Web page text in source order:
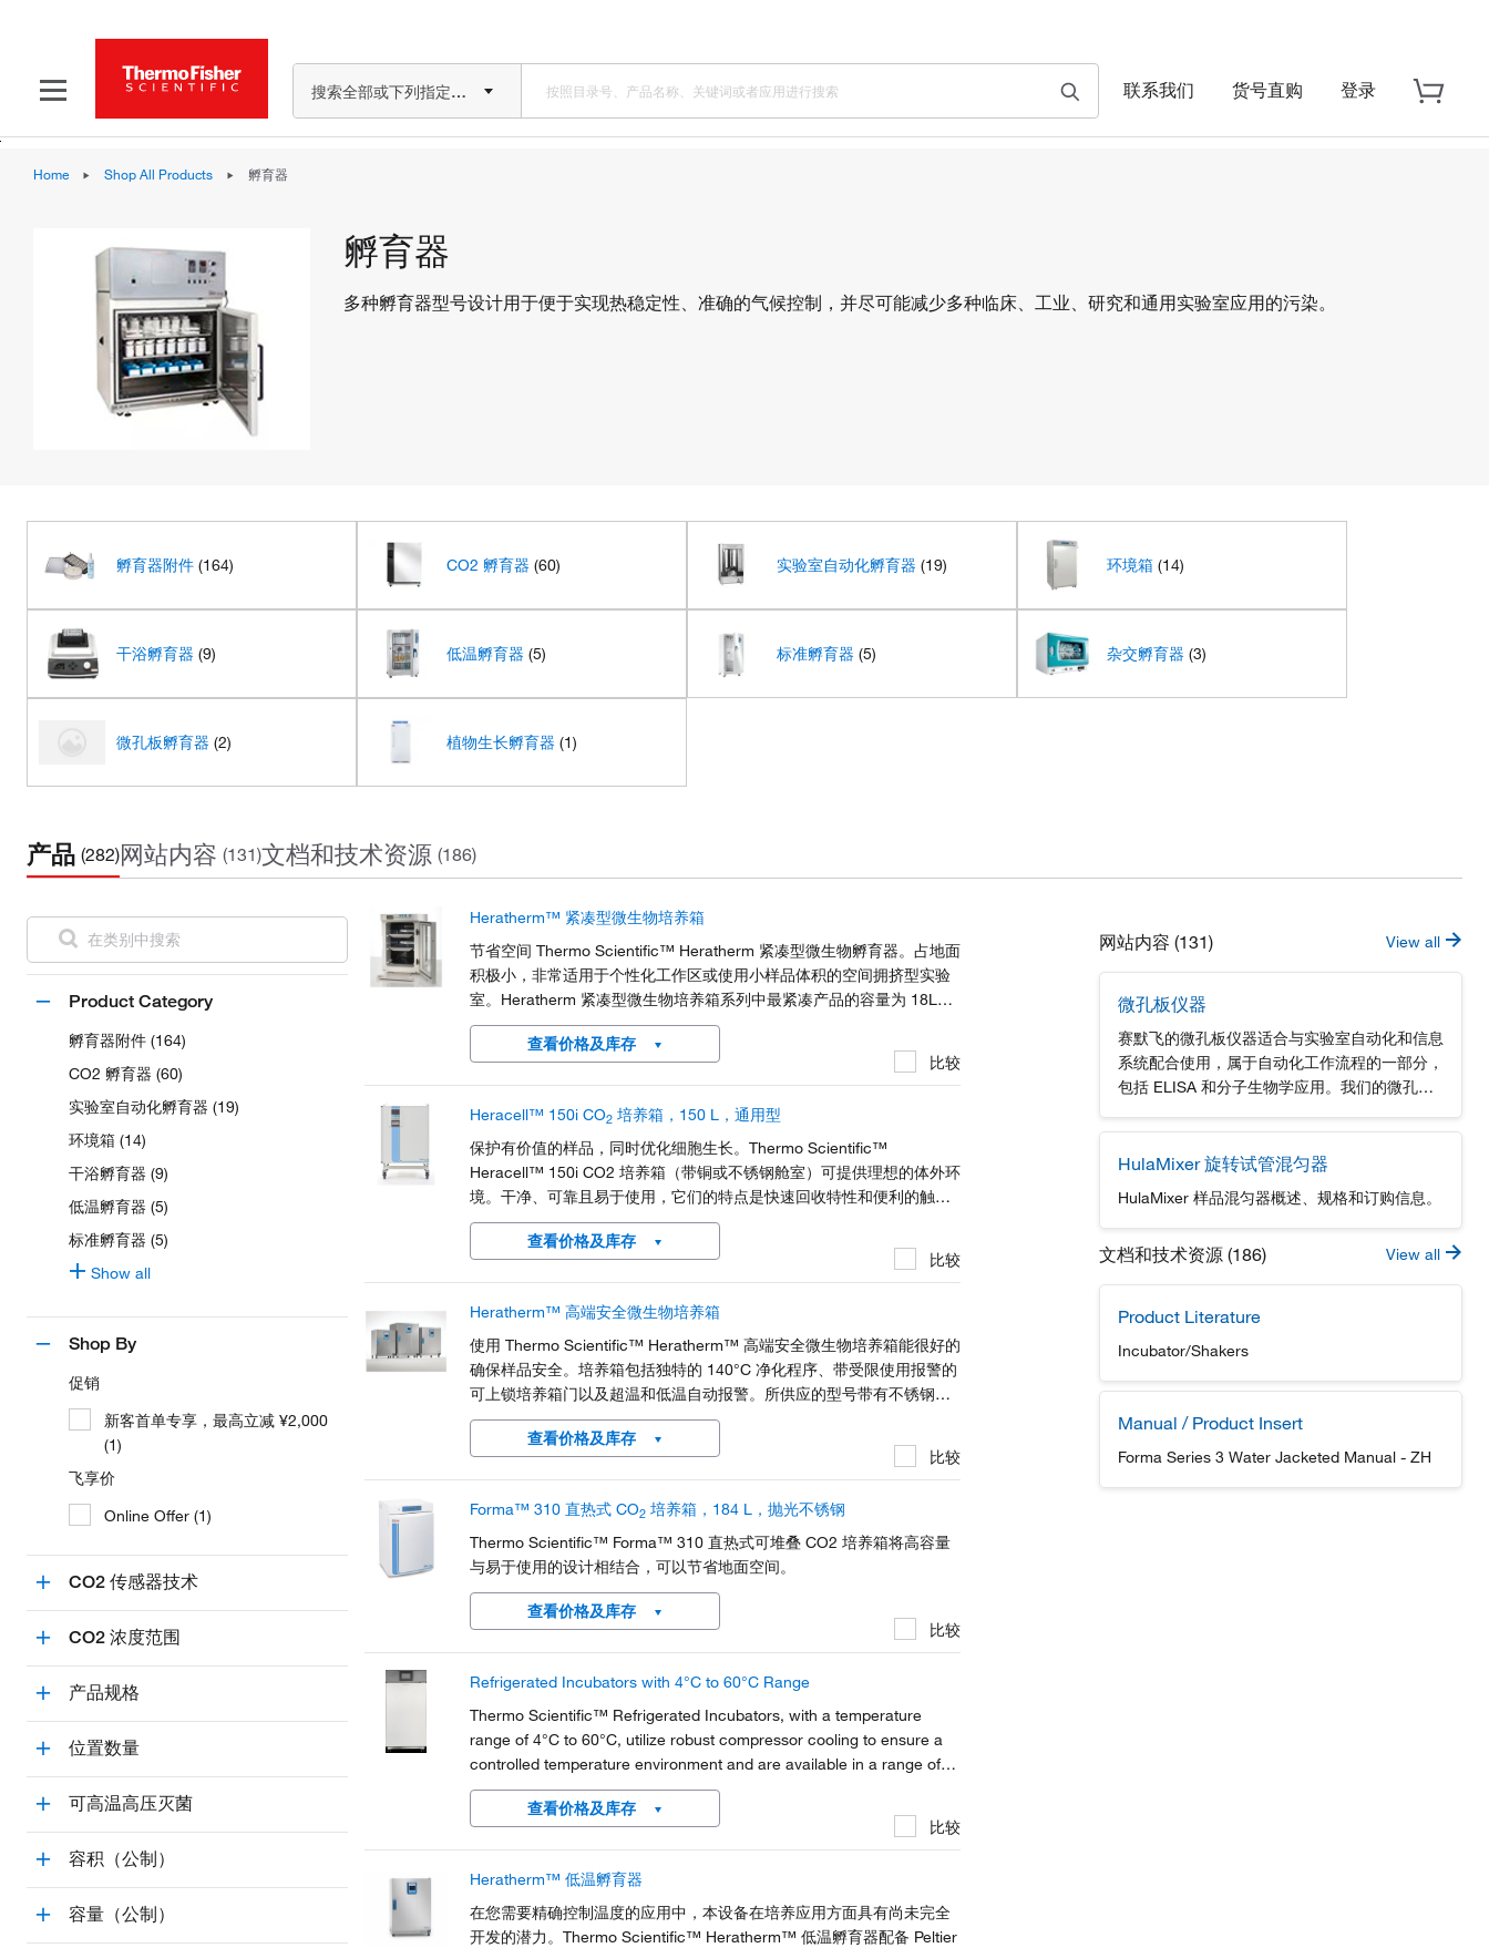
搜索全部或下列指定分类 联系我们 货号直购 登录
Home Shop All Products 孵育器
孵育器
多种孵育器型号设计用于便于实现热稳定性、准确的气候控制，并尽可能减少多种临床、工业、研究和通用实验室应用的污染。
孵育器附件 (164) CO2 孵育器 (60) 实验室自动化孵育器 (19) 环境箱 (14)
干浴孵育器 (9) 低温孵育器 (5) 标准孵育器 (5) 杂交孵育器 (3)
微孔板孵育器 (2) 植物生长孵育器 (1)
产品 (282)网站内容 (131)文档和技术资源 (186)
Product Category
孵育器附件 (164)
CO2 孵育器 (60)
实验室自动化孵育器 (19)
环境箱 (14)
干浴孵育器 (9)
低温孵育器 (5)
标准孵育器 (5)
Show all
Shop By
促销
新客首单专享，最高立减 ¥2,000
(1)
飞享价
Online Offer (1)
CO2 传感器技术
CO2 浓度范围
产品规格
位置数量
可高温高压灭菌
容积（公制）
容量（公制）
Heratherm™ 紧凑型微生物培养箱
节省空间 Thermo Scientific™ Heratherm 紧凑型微生物孵育器。占地面
积极小，非常适用于个性化工作区或使用小样品体积的空间拥挤型实验
室。Heratherm 紧凑型微生物培养箱系列中最紧凑产品的容量为 18L，
可在温度等于或低于环境温度时运行。
查看价格及库存
比较
Heracell™ 150i CO2 培养箱，150 L，通用型
保护有价值的样品，同时优化细胞生长。Thermo Scientific™
Heracell™ 150i CO2 培养箱（带铜或不锈钢舱室）可提供理想的体外环
境。干净、可靠且易于使用，它们的特点是快速回收特性和便利的触摸
屏用户界面。
查看价格及库存
比较
Heratherm™ 高端安全微生物培养箱
使用 Thermo Scientific™ Heratherm™ 高端安全微生物培养箱能很好的
确保样品安全。培养箱包括独特的 140°C 净化程序、带受限使用报警的
可上锁培养箱门以及超温和低温自动报警。所供应的型号带有不锈钢外
壳，便于清洁并采用耐腐蚀表面，符合制药和临床实验室的高标准要
查看价格及库存
比较
Forma™ 310 直热式 CO2 培养箱，184 L，抛光不锈钢
Thermo Scientific™ Forma™ 310 直热式可堆叠 CO2 培养箱将高容量
与易于使用的设计相结合，可以节省地面空间。
查看价格及库存
比较
Refrigerated Incubators with 4°C to 60°C Range
Thermo Scientific™ Refrigerated Incubators, with a temperature
range of 4°C to 60°C, utilize robust compressor cooling to ensure a
controlled temperature environment and are available in a range of
sizes to fit your application needs.
查看价格及库存
比较
Heratherm™ 低温孵育器
在您需要精确控制温度的应用中，本设备在培养应用方面具有尚未完全
开发的潜力。Thermo Scientific™ Heratherm™ 低温孵育器配备 Peltier
网站内容 (131) View all
微孔板仪器
赛默飞的微孔板仪器适合与实验室自动化和信息
系统配合使用，属于自动化工作流程的一部分，
包括 ELISA 和分子生物学应用。我们的微孔板
成为实验室必备的设备。赛默飞始终致力于提供
高质量的产品和服务，欢迎广大客户咨询购买。
HulaMixer 旋转试管混匀器
HulaMixer 样品混匀器概述、规格和订购信息。
文档和技术资源 (186) View all
Product Literature
Incubator/Shakers
Manual / Product Insert
Forma Series 3 Water Jacketed Manual - ZH